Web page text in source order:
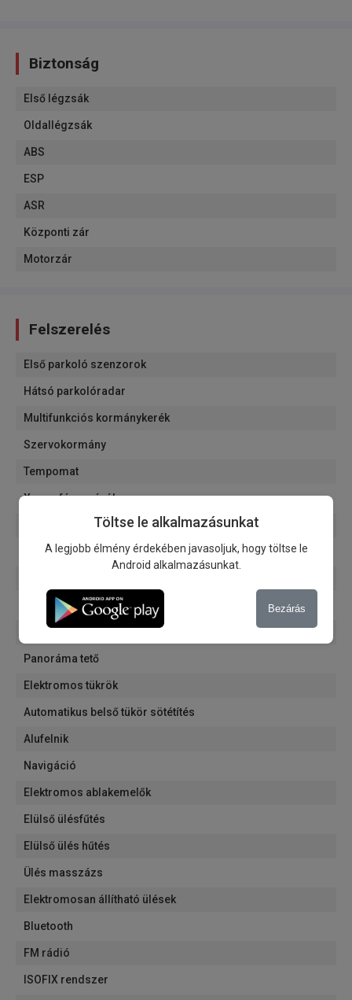
Biztonság
Első légzsák
Oldallégzsák
ABS
ESP
ASR
Központi zár
Motorzár
Felszerelés
Első parkoló szenzorok
Hátsó parkolóradar
Multifunkciós kormánykerék
Szervokormány
Tempomat
Xenon fényszórók
Nappali menetfény
Ködfényszórók
Esőérzékelők
Fedélzeti számítógép
Panoráma tető
Elektromos tükrök
Automatikus belső tükör sötétítés
Alufelnik
Navigáció
Elektromos ablakemelők
Elülső ülésfűtés
Elülső ülés hűtés
Ülés masszázs
Elektromosan állítható ülések
Bluetooth
FM rádió
ISOFIX rendszer
Töltse le alkalmazásunkat
A legjobb élmény érdekében javasoljuk, hogy töltse le
Android alkalmazásunkat.
Bezárás